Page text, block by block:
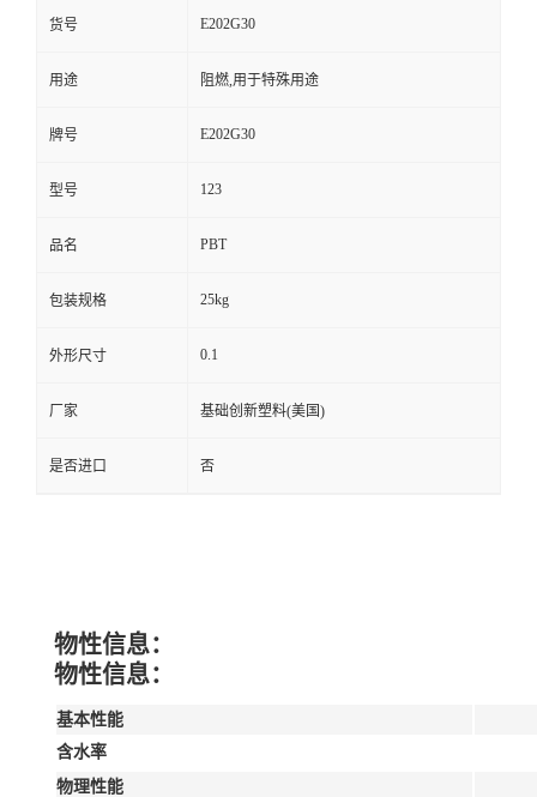
货号 E202G30
用途 阻燃,用于特殊用途
牌号 E202G30
型号 123
品名 PBT
包装规格 25kg
外形尺寸 0.1
厂家 基础创新塑料(美国)
是否进口 否
物性信息：
物性信息：
基本性能
含水率
物理性能